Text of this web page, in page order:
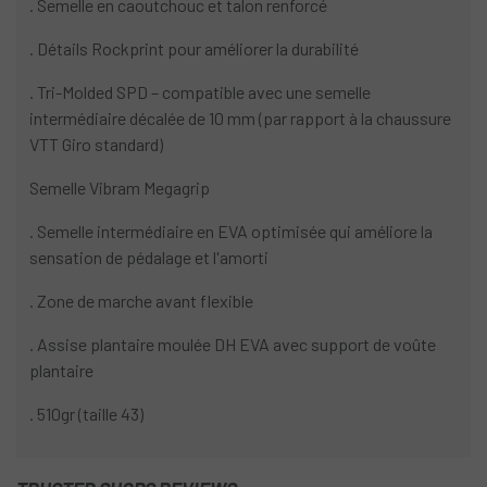
. Semelle en caoutchouc et talon renforcé
. Détails Rockprint pour améliorer la durabilité
. Tri-Molded SPD – compatible avec une semelle
intermédiaire décalée de 10 mm (par rapport à la chaussure
VTT Giro standard)
Semelle Vibram Megagrip
. Semelle intermédiaire en EVA optimisée qui améliore la
sensation de pédalage et l'amorti
. Zone de marche avant flexible
. Assise plantaire moulée DH EVA avec support de voûte
plantaire
. 510gr (taille 43)